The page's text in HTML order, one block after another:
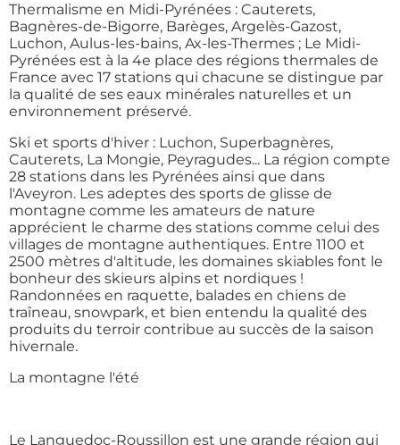
Thermalisme en Midi-Pyrénées : Cauterets,
Bagnères-de-Bigorre, Barèges, Argelès-Gazost,
Luchon, Aulus-les-bains, Ax-les-Thermes ; Le Midi-
Pyrénées est à la 4e place des régions thermales de
France avec 17 stations qui chacune se distingue par
la qualité de ses eaux minérales naturelles et un
environnement préservé.
Ski et sports d'hiver : Luchon, Superbagnères,
Cauterets, La Mongie, Peyragudes... La région compte
28 stations dans les Pyrénées ainsi que dans
l'Aveyron. Les adeptes des sports de glisse de
montagne comme les amateurs de nature
apprécient le charme des stations comme celui des
villages de montagne authentiques. Entre 1100 et
2500 mètres d'altitude, les domaines skiables font le
bonheur des skieurs alpins et nordiques !
Randonnées en raquette, balades en chiens de
traîneau, snowpark, et bien entendu la qualité des
produits du terroir contribue au succès de la saison
hivernale.
La montagne l'été
Le Languedoc-Roussillon est une grande région qui